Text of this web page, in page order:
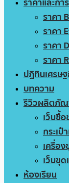
ราคา
ราคา
ราคา
ราคา
ปฏิทินเศรษ
บทความ
รีวิวผลิตภั
เว็บซื้
กระเป๋
เครื่อ
เว็บขุ
ห้องเรียน